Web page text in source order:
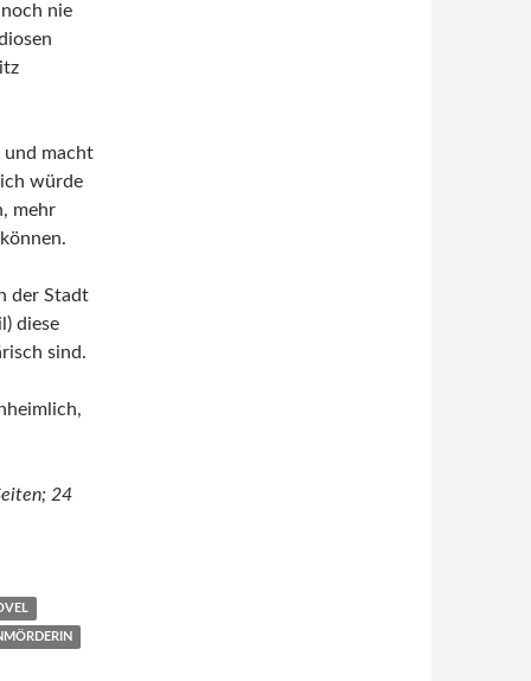
nie
macht
würde
mehr
der Stadt
diese
sind.
24